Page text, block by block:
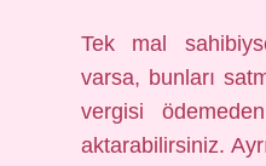
Tek mal
varsa, bunları
vergisi
aktarabilirsiniz.